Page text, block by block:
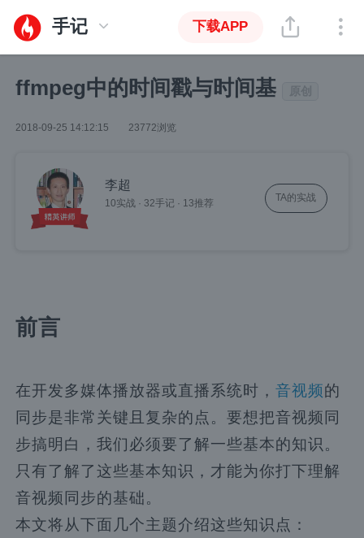
手记 下载APP
ffmpeg中的时间戳与时间基 原创
2018-09-25 14:12:15 23772浏览
李超
10实战 · 32手记 · 13推荐 TA的实战
前言
在开发多媒体播放器或直播系统时，音视频的
同步是非常关键且复杂的点。要想把音视频同
步搞明白，我们必须要了解一些基本的知识。
只有了解了这些基本知识，才能为你打下理解
音视频同步的基础。
本文将从下面几个主题介绍这些知识点：